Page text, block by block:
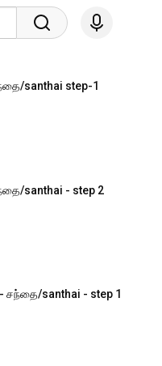
santhai step-1
santhai - step 2
சந்தை/santhai - step 1